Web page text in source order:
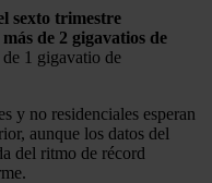
sexto trimestre
de 2 gigavatios de
1 gigavatio de
y no residenciales esperan
aunque los datos del
del ritmo de récord